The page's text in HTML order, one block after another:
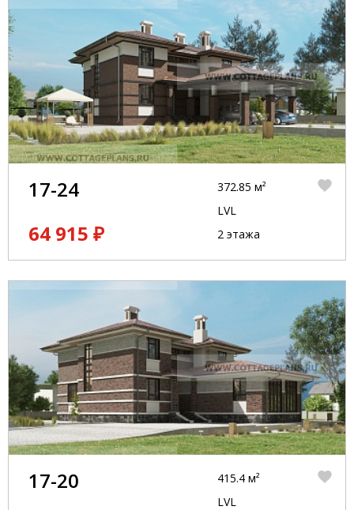
17-24
64 915 ₽
372.85 м²
LVL
2 этажа
17-20
415.4 м²
LVL